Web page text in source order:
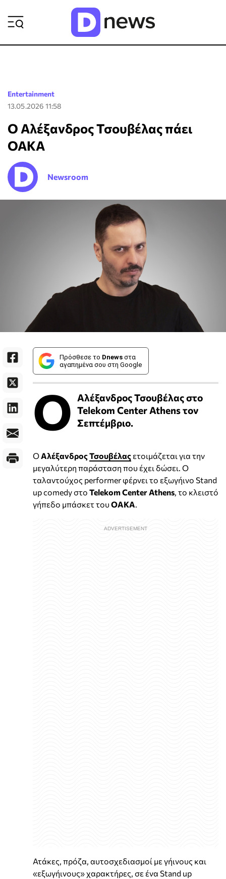
Entertainment
13.05.2026 11:58
Ο Αλέξανδρος Τσουβέλας πάει
ΟΑΚΑ
Newsroom
Πρόσθεσε το Dnews στα
αγαπημένα σου στη Google
Ο Αλέξανδρος Τσουβέλας στο
Telekom Center Athens τον
Σεπτέμβριο.
ΟΑλέξανδροςΤσουβέλας ετοιμάζεται για την
μεγαλύτερη παράσταση που έχει δώσει. Ο
ταλαντούχος performer φέρνει το εξωγήινο Stand
up comedy στο Telekom Center Athens, το κλειστό
γήπεδο μπάσκετ τουΟΑΚΑ.
Ατάκες, πρόζα, αυτοσχεδιασμοί με γήινους και
«εξωγήινους» χαρακτήρες, σε ένα Stand up